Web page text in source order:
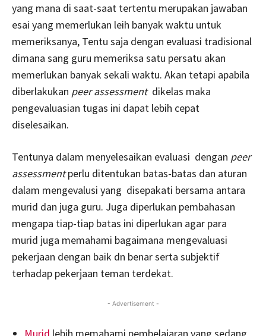
yang mana di saat-saat tertentu merupakan jawaban
esai yang memerlukan leih banyak waktu untuk
memeriksanya, Tentu saja dengan evaluasi tradisional
dimana sang guru memeriksa satu persatu akan
memerlukan banyak sekali waktu. Akan tetapi apabila
diberlakukan peer assessment dikelas maka
pengevaluasian tugas ini dapat lebih cepat
diselesaikan.
Tentunya dalam menyelesaikan evaluasi dengan peer
assessmentperlu ditentukan batas-batas dan aturan
dalam mengevalusi yang disepakati bersama antara
murid dan juga guru. Juga diperlukan pembahasan
mengapa tiap-tiap batas ini diperlukan agar para
murid juga memahami bagaimana mengevaluasi
pekerjaan dengan baik dn benar serta subjektif
terhadap pekerjaan teman terdekat.
- Advertisement -